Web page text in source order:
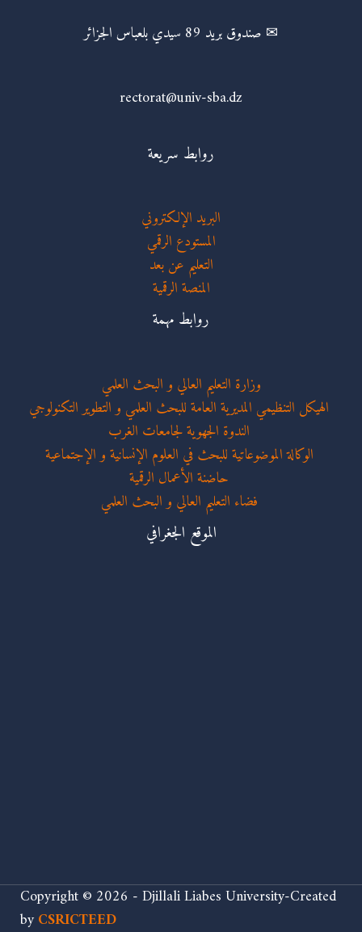
✉ صندوق بريد 89 سيدي بلعباس الجزائر
rectorat@univ-sba.dz
روابط سريعة
البريد الإلكتروني
المستودع الرقمي
التعليم عن بعد
المنصة الرقمية
روابط مهمة
وزارة التعليم العالي و البحث العلمي
الهيكل التنظيمي المديرية العامة للبحث العلمي و التطوير التكنولوجي
الندوة الجهوية لجامعات الغرب
الوكالة الموضوعاتية للبحث في العلوم الإنسانية و الإجتماعية
حاضنة الأعمال الرقمية
فضاء التعليم العالي و البحث العلمي
الموقع الجغرافي
Copyright © 2026 - Djillali Liabes University-Created
byCSRICTEED